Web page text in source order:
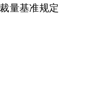
量基准规定